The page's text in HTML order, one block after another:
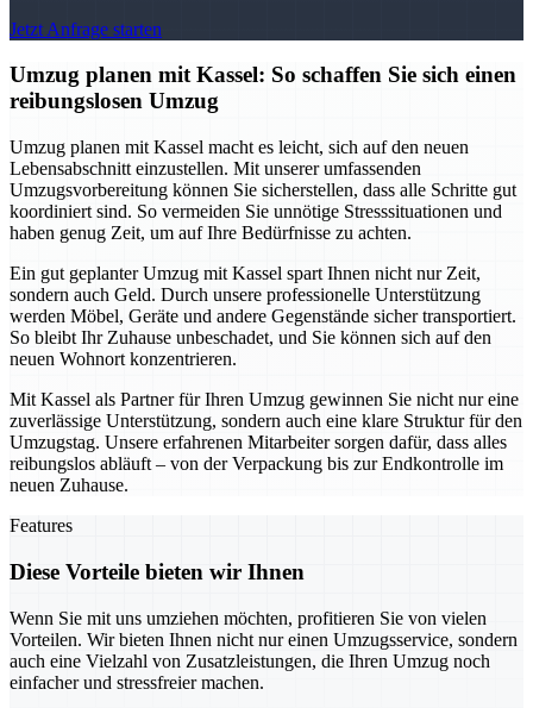
Jetzt Anfrage starten
Umzug planen mit Kassel: So schaffen Sie sich einen
reibungslosen Umzug
Umzug planen mit Kassel macht es leicht, sich auf den neuen
Lebensabschnitt einzustellen. Mit unserer umfassenden
Umzugsvorbereitung können Sie sicherstellen, dass alle Schritte gut
koordiniert sind. So vermeiden Sie unnötige Stresssituationen und
haben genug Zeit, um auf Ihre Bedürfnisse zu achten.
Ein gut geplanter Umzug mit Kassel spart Ihnen nicht nur Zeit,
sondern auch Geld. Durch unsere professionelle Unterstützung
werden Möbel, Geräte und andere Gegenstände sicher transportiert.
So bleibt Ihr Zuhause unbeschadet, und Sie können sich auf den
neuen Wohnort konzentrieren.
Mit Kassel als Partner für Ihren Umzug gewinnen Sie nicht nur eine
zuverlässige Unterstützung, sondern auch eine klare Struktur für den
Umzugstag. Unsere erfahrenen Mitarbeiter sorgen dafür, dass alles
reibungslos abläuft – von der Verpackung bis zur Endkontrolle im
neuen Zuhause.
Features
Diese Vorteile bieten wir Ihnen
Wenn Sie mit uns umziehen möchten, profitieren Sie von vielen
Vorteilen. Wir bieten Ihnen nicht nur einen Umzugsservice, sondern
auch eine Vielzahl von Zusatzleistungen, die Ihren Umzug noch
einfacher und stressfreier machen.